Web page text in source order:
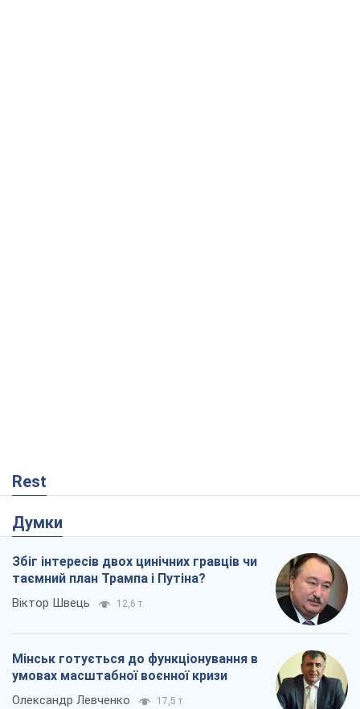
Rest
Думки
Збіг інтересів двох цинічних гравців чи
таємний план Трампа і Путіна?
Віктор Швець 12,6 т.
Мінськ готується до функціонування в
умовах масштабної воєнної кризи
Олександр Левченко 17,5 т.